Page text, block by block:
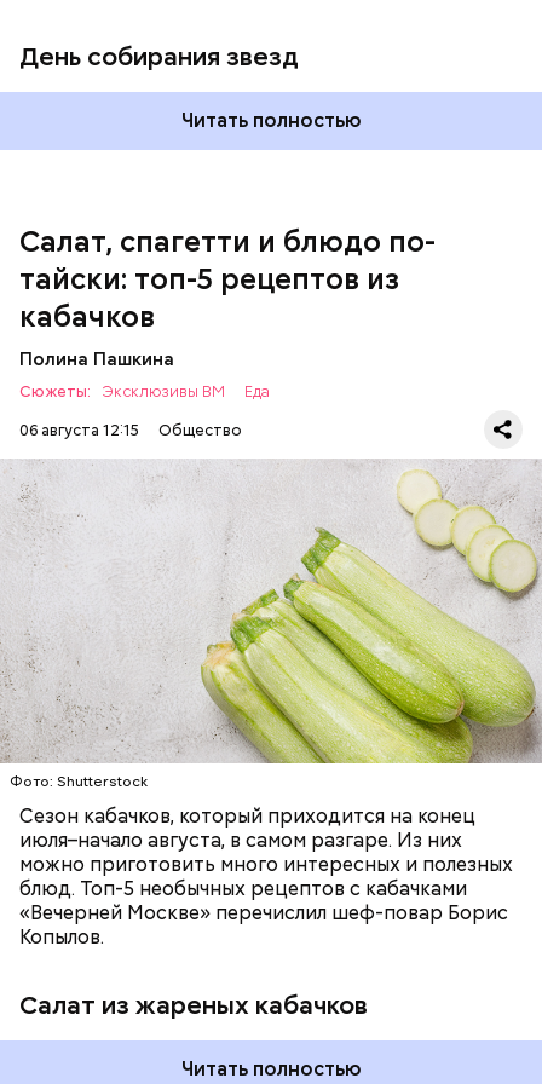
День собирания звезд
Читать полностью
Салат, спагетти и блюдо по-
тайски: топ-5 рецептов из
кабачков
Полина Пашкина
Сюжеты: Эксклюзивы ВМ
Еда
06 августа 12:15
Общество
Фото: Shutterstock
Сезон кабачков, который приходится на конец
июля–начало августа, в самом разгаре. Из них
можно приготовить много интересных и полезных
блюд. Топ-5 необычных рецептов с кабачками
«Вечерней Москве» перечислил шеф-повар Борис
Копылов.
Салат из жареных кабачков
Ингредиенты:
чеснок;
Читать полностью
ЕДА ОВОЩИ РЕЦЕПТЫ
ногти и оказывает омолаживающее действие;
Вред дыни
Фото: Shutterstock
Однако диетолог предупредила: не для всех дыня
может быть полезна. В первую очередь ее стоит
есть с осторожностью людям: